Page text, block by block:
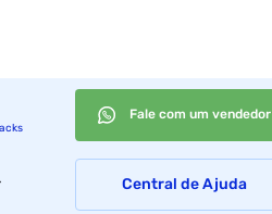
Fale com um vendedor
Central de Ajuda